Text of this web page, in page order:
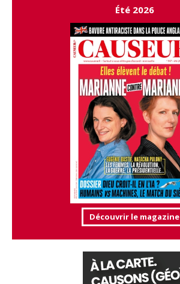
Été 2026
Découvrir le magazine